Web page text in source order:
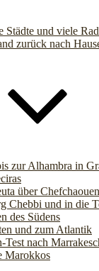
Städte und viele
zurück nach
zur Alhambra in
über
Chebbi und in die
des Südens
und zum Atlantik
nach
Marokkos